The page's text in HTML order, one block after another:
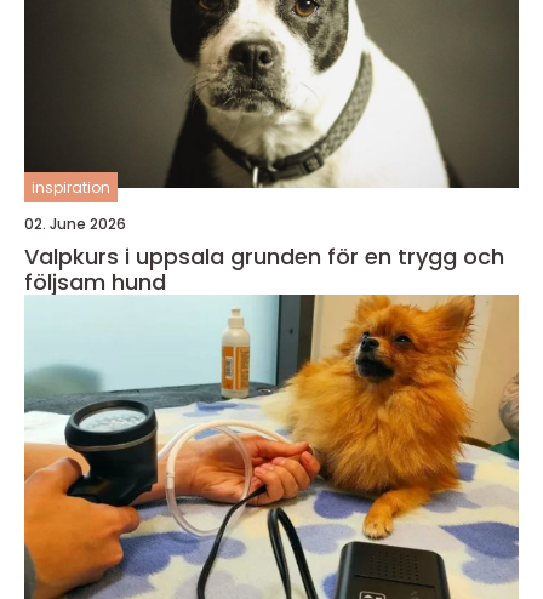
inspiration
02. June 2026
Valpkurs i uppsala grunden för en trygg och
följsam hund